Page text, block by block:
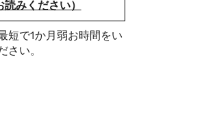
みください）
短で1か月弱お時間をい
さい。